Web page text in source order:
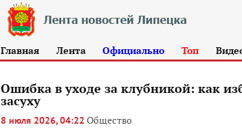
Главная Лента Официально Топ
Ошибка в уходе за клубникой: как
засуху
8 июля 2026, 04:22 Общество